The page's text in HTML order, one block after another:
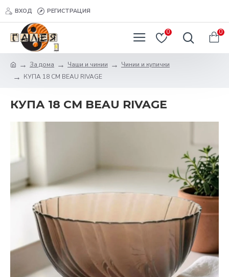
ВХОД РЕГИСТРАЦИЯ
0 0
За дома Чаши и чинии
Чинии и купички
КУПА 18 СМ BEAU RIVAGE
КУПА 18 СМ BEAU RIVAGE